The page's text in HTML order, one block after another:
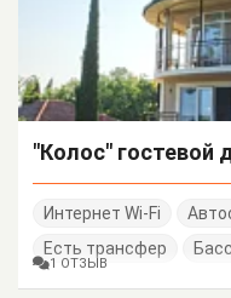
"Колос" гостевой
Интернет Wi-Fi
Есть трансфер
1 ОТЗЫВ